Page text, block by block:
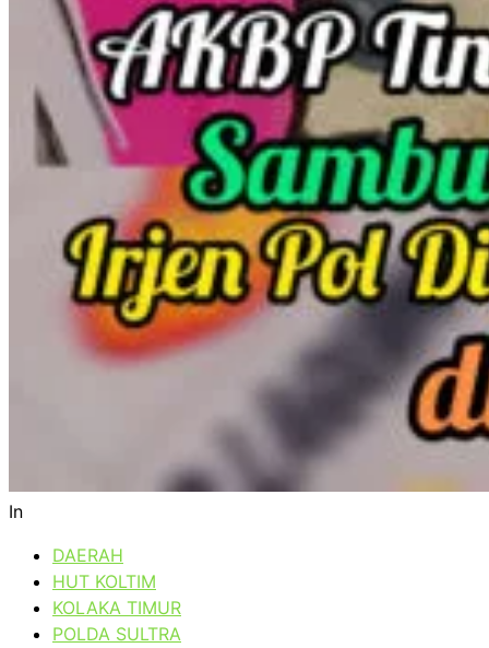
In
DAERAH
HUT KOLTIM
KOLAKA TIMUR
POLDA SULTRA